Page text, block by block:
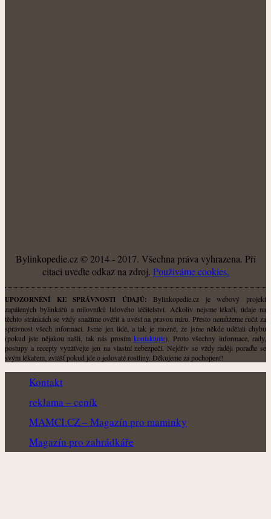
Bylinkopedie.cz © 2014 - 2017. Všechna práva vyhrazena. Při
citaci uveďte odkaz na zdroj. Použiváme cookies.
UPOZORNĚNÍ KE SPRÁVNOSTI ÚDAJŮ: Bylinkopedie.cz je webový projekt
zapálených bylinkářů a milovníků lidového léčitelství. Ačkoliv nejsme lékaři, údaje na
těchto stránkách se vždy snažíme ověřit a uvést na pravou míru. Přesto nemůžeme ručit za
správnost všech informací. Jsme jen lidé, a tak je možné, že jsme někde udělali chybu
(pokud jste nějakou našli, tak nás prosímkontaktujte). Proto všechny informace, rady,
postupy a recepty využívejte jen na vlastní nebezpečí. Nejdřív se vždy raději poraďte se
svým lékařem, zvlášť pokud jde o jedovaté rostliny. Děkujeme za pochopení!
Kontakt
reklama – ceník
MAMCI.CZ – Magazín pro maminky
Magazín pro zahrádkáře